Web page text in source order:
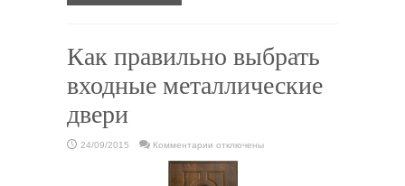
Как правильно выбрать
входные металлические
двери
24/09/2015 Комментарии
Как
правильно
выбрать
отключены